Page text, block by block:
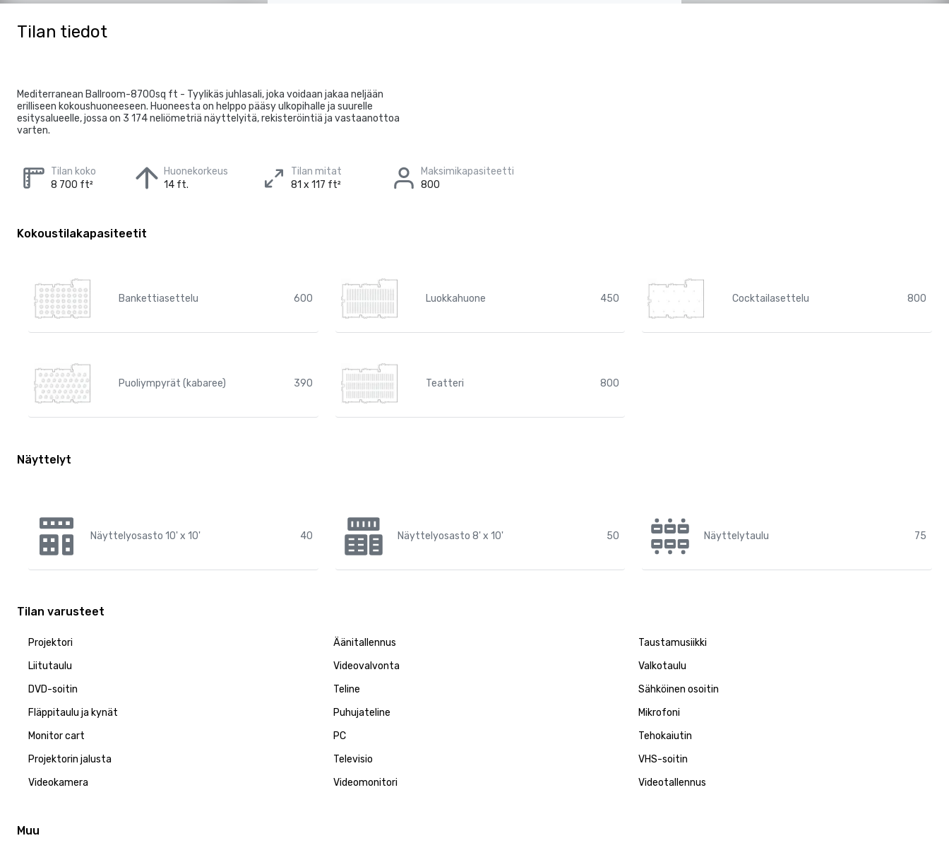
Tilan tiedot
Mediterranean Ballroom-8700sq ft - Tyylikäs juhlasali, joka voidaan jakaa neljään
erilliseen kokoushuoneeseen. Huoneesta on helppo pääsy ulkopihalle ja suurelle
esitysalueelle, jossa on 3 174 neliömetriä näyttelyitä, rekisteröintiä ja vastaanottoa
varten.
Tilan koko
8 700 ft²
Huonekorkeus
14 ft.
Tilan mitat
81 x 117 ft²
Maksimikapasiteetti
800
Kokoustilakapasiteetit
Bankettiasettelu 600 Luokkahuone 450 Cocktailasettelu 800
Puoliympyrät (kabaree) 390 Teatteri 800
Näyttelyt
Näyttelyosasto 10' x 10' 40 Näyttelyosasto 8' x 10' 50 Näyttelytaulu 75
Tilan varusteet
Projektori Äänitallennus
Taustamusiikki
Liitutaulu
Videovalvonta
Valkotaulu
DVD-soitin
Teline
Sähköinen osoitin
Fläppitaulu ja kynät
Puhujateline
Mikrofoni
Monitor cart
PC
Tehokaiutin
Projektorin jalusta
Televisio
VHS-soitin
Videokamera
Videomonitori Videotallennus
Muu